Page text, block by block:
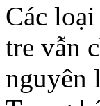
Các
tre vẫn
nguyên